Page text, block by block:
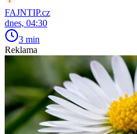
FAJNTIP.cz
dnes, 04:30
3 min
Reklama